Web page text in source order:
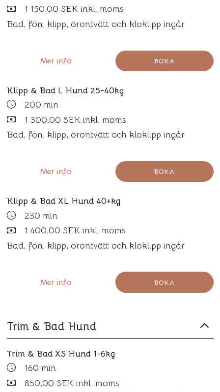
1 150,00 SEK inkl. moms
Bad, fön, klipp, örontvätt och kloklipp ingår
BOKA
Mer info
Klipp & Bad L Hund 25-40kg
200 min
1 300,00 SEK inkl. moms
Bad, fön, klipp, örontvätt och kloklipp ingår
BOKA
Mer info
Klipp & Bad XL Hund 40+kg
230 min
1 400,00 SEK inkl. moms
Bad, fön, klipp, örontvätt och kloklipp ingår
BOKA
Mer info
Trim & Bad Hund
Trim & Bad XS Hund 1-6kg
160 min
850,00 SEK inkl. moms